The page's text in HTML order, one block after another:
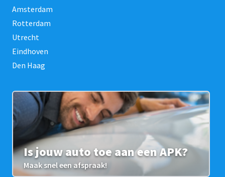
Amsterdam
Rotterdam
Utrecht
Eindhoven
Den Haag
Is jouw auto toe aan een APK?
Maak snel een afspraak!